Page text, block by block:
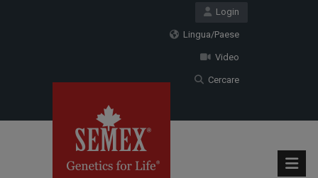
Login
Lingua/Paese
Video
Cercare